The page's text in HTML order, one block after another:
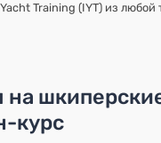
Training (IYT) из любой
шкиперские
курс